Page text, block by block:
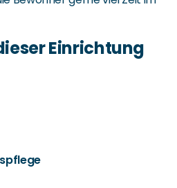
Einrichtung